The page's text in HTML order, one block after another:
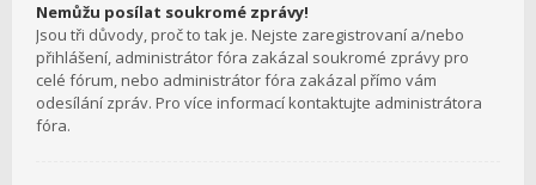
Nemůžu posílat soukromé zprávy!
Jsou tři důvody, proč to tak je. Nejste zaregistrovaní a/nebo
přihlášení, administrátor fóra zakázal soukromé zprávy pro
celé fórum, nebo administrátor fóra zakázal přímo vám
odesílání zpráv. Pro více informací kontaktujte administrátora
fóra.